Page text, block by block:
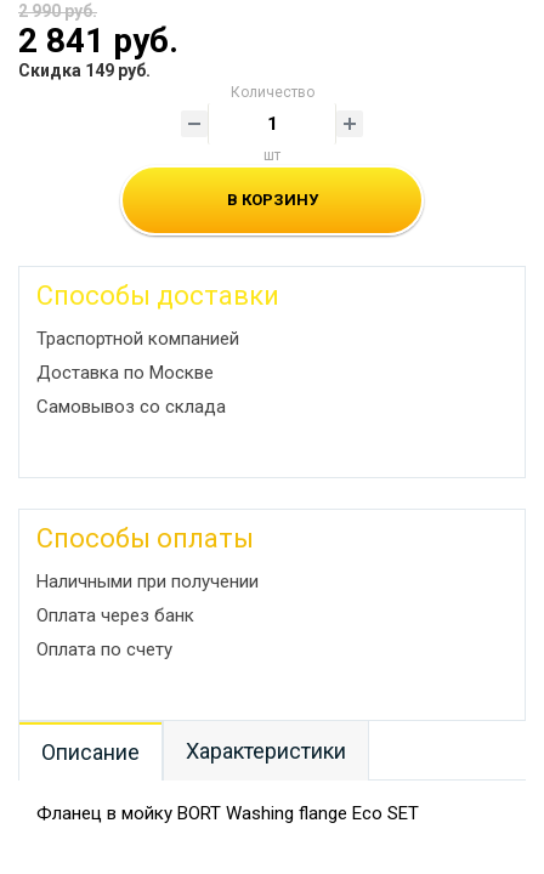
2 990 руб.
2 841 руб.
Скидка 149 руб.
Количество
шт
В КОРЗИНУ
Способы доставки
Траспортной компанией
Доставка по Москве
Самовывоз со склада
Способы оплаты
Наличными при получении
Оплата через банк
Оплата по счету
Описание Характеристики
Фланец в мойку BORT Washing flange Eco SET